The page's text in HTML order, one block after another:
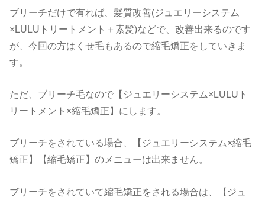
ブリーチだけで有れば、髪質改善(ジュエリーシステム
×LULUトリートメント＋素髪)などで、改善出来るのです
が、今回の方はくせ毛もあるので縮毛矯正をしていきま
す。
ただ、ブリーチ毛なので【ジュエリーシステム×LULUト
リートメント×縮毛矯正】にします。
ブリーチをされている場合、【ジュエリーシステム×縮毛
矯正】【縮毛矯正】のメニューは出来ません。
ブリーチをされていて縮毛矯正をされる場合は、【ジュ